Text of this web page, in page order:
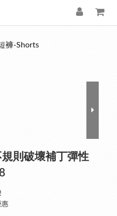
褲-Shorts
則破壞補丁彈性
惠